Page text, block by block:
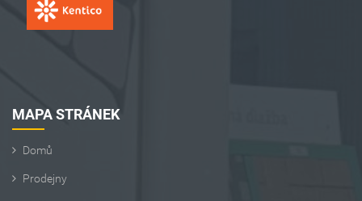
MAPA STRÁNEK
Domů
Prodejny